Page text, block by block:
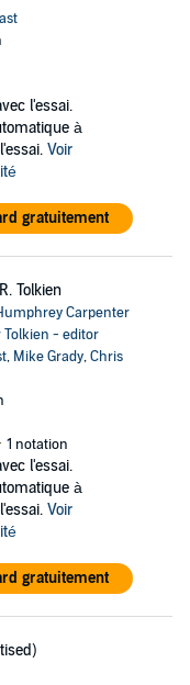
l'essai.
à
Voir
gratuitement
Tolkien
Carpenter
- editor
, Mike Grady,Chris
1 notation
l'essai.
à
Voir
gratuitement